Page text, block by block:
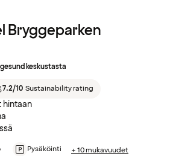
Bryggeparken
keskustasta
7.2/10 Sustainability rating
hintaan
Pysäköinti + 10 mukavuudet